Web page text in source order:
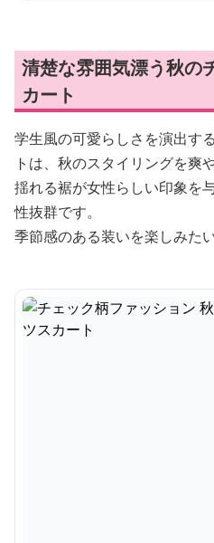
清楚な雰囲気漂う秋の
カート
学生風の可愛らしさを演出す
トは、秋のスタイリングを爽
揺れる裾が女性らしい印象を
性抜群です。
季節感のある装いを楽しみた